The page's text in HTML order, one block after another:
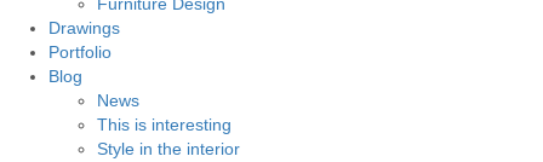
Drawings
Portfolio
Blog
News
This is interesting
Style in the interior